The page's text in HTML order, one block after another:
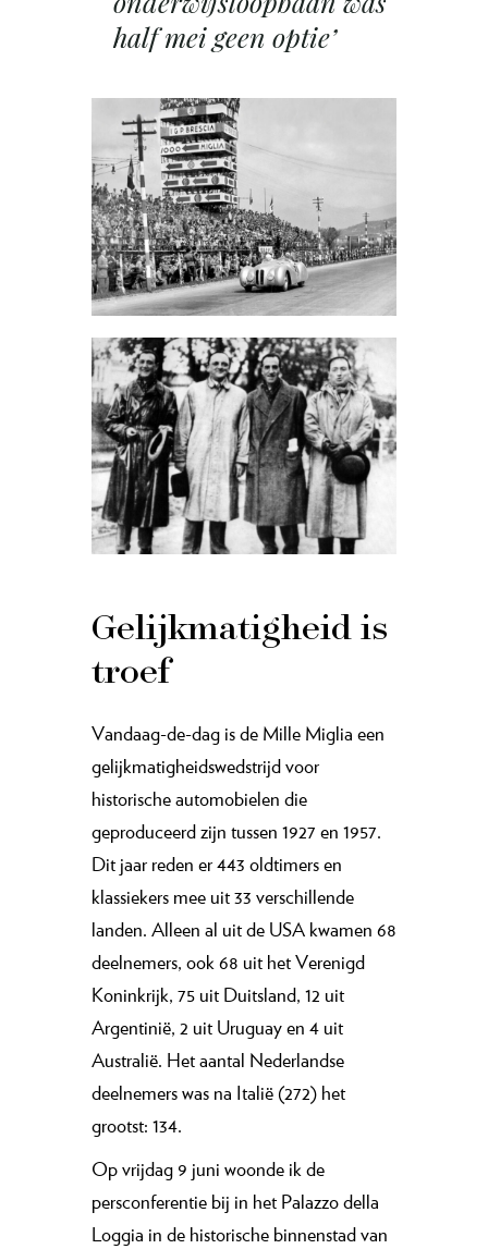
half mei geen optie’
Gelijkmatigheid is
troef
Vandaag-de-dag is de Mille Miglia een
gelijkmatigheidswedstrijd voor
historische automobielen die
geproduceerd zijn tussen 1927 en 1957.
Dit jaar reden er 443 oldtimers en
klassiekers mee uit 33 verschillende
landen. Alleen al uit de USA kwamen 68
deelnemers, ook 68 uit het Verenigd
Koninkrijk, 75 uit Duitsland, 12 uit
Argentinië, 2 uit Uruguay en 4 uit
Australië. Het aantal Nederlandse
deelnemers was na Italië (272) het
grootst: 134.
Op vrijdag 9 juni woonde ik de
persconferentie bij in het Palazzo della
Loggia in de historische binnenstad van